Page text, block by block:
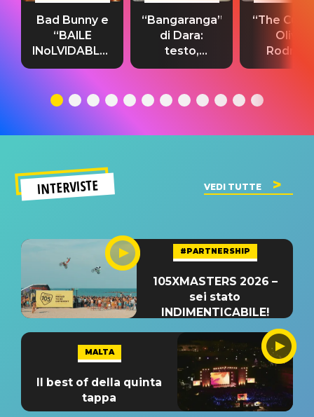
Bad Bunny e
“BAILE
INoLVIDABLE”:
testo,
significato
“Bangaranga”
di Dara:
testo,
traduzione e
del singolo
“The
Olivia
testo,
INTERVISTE VEDI TUTTE
#PARTNERSHIP
105XMASTERS 2026 –
sei stato
INDIMENTICABILE!
MALTA
Il best of della quinta
tappa